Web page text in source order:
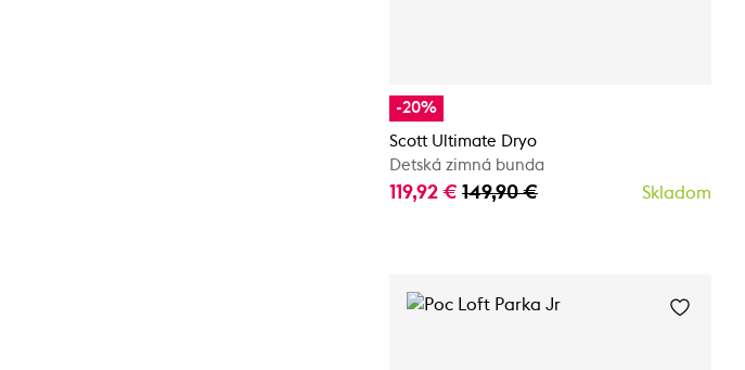
-20%
Scott Ultimate Dryo
Detská zimná bunda
119,92 € 149,90 € Skladom